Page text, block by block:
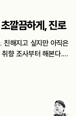
깔끔하게, 진로
친해지고 싶지만 아직은
취향 조사부터 해본다.…